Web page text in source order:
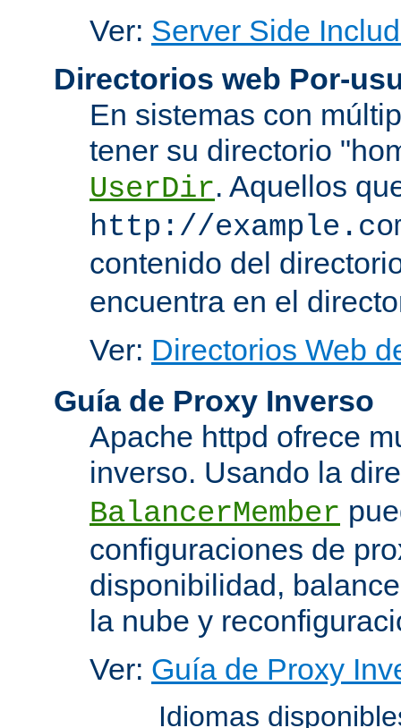
Ver: Server Side
Directorios web Por-
En sistemas con
tener su directorio
UserDir. Aquellos
http://
contenido del
encuentra en el
Ver: Directorios Web
Guía de Proxy Inverso
Apache httpd ofrece
inverso. Usando la
BalancerMember
configuraciones de
disponibilidad,
la nube y
Ver: Guía de Proxy
Idiomas